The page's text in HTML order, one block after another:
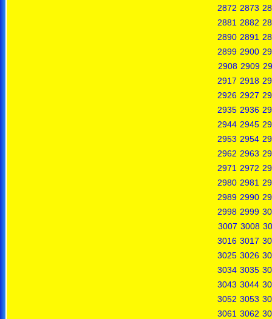
2872 2873
2881 2882
2890 2891
2899 2900
2908 2909
2917 2918
2926 2927
2935 2936
2944 2945
2953 2954
2962 2963
2971 2972
2980 2981
2989 2990
2998 2999
3007 3008
3016 3017
3025 3026
3034 3035
3043 3044
3052 3053
3061 3062